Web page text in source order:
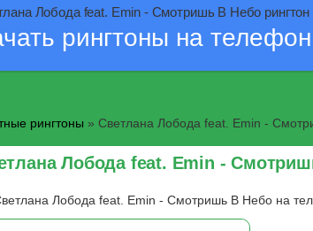
Лобода feat. Emin - Смотришь В Небо рингтон
рингтоны на
рингтоны » Светлана Лобода feat. Emin -
Лобода feat. Emin -
Лобода feat. Emin - Смотришь В Небо на